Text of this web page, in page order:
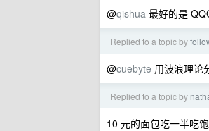
@qishua 最好的是
Replied to a topic by
@cuebyte 用波浪理论
Replied to a topic by
10 元的面包吃一半吃